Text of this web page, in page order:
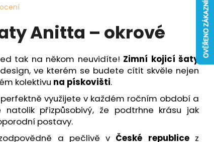
Anitta – okrové
tak na někom neuvidíte! Zimní kojicí šaty
ve kterém se budete cítit skvěle nejen
kolektivu na pískovišti.
perfektně využijete v každém ročním období a
přizpůsobivý, že podtrhne krásu jak
postavy.
a pečlivě v České republicez